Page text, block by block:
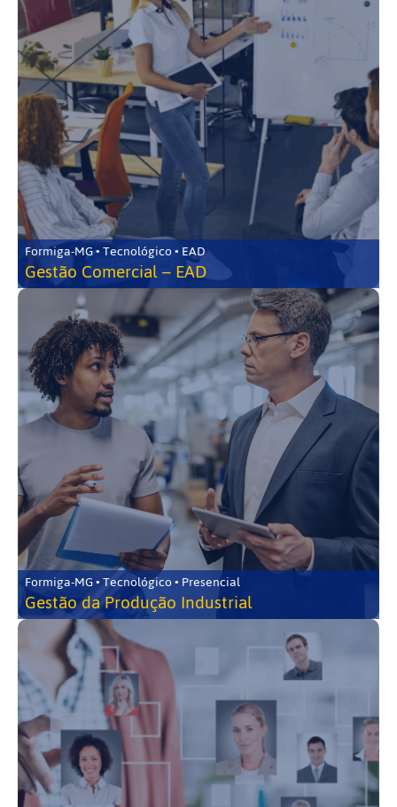
Formiga-MG • Tecnológico • EAD
Gestão Comercial – EAD
Formiga-MG • Tecnológico • Presencial
Gestão da Produção Industrial